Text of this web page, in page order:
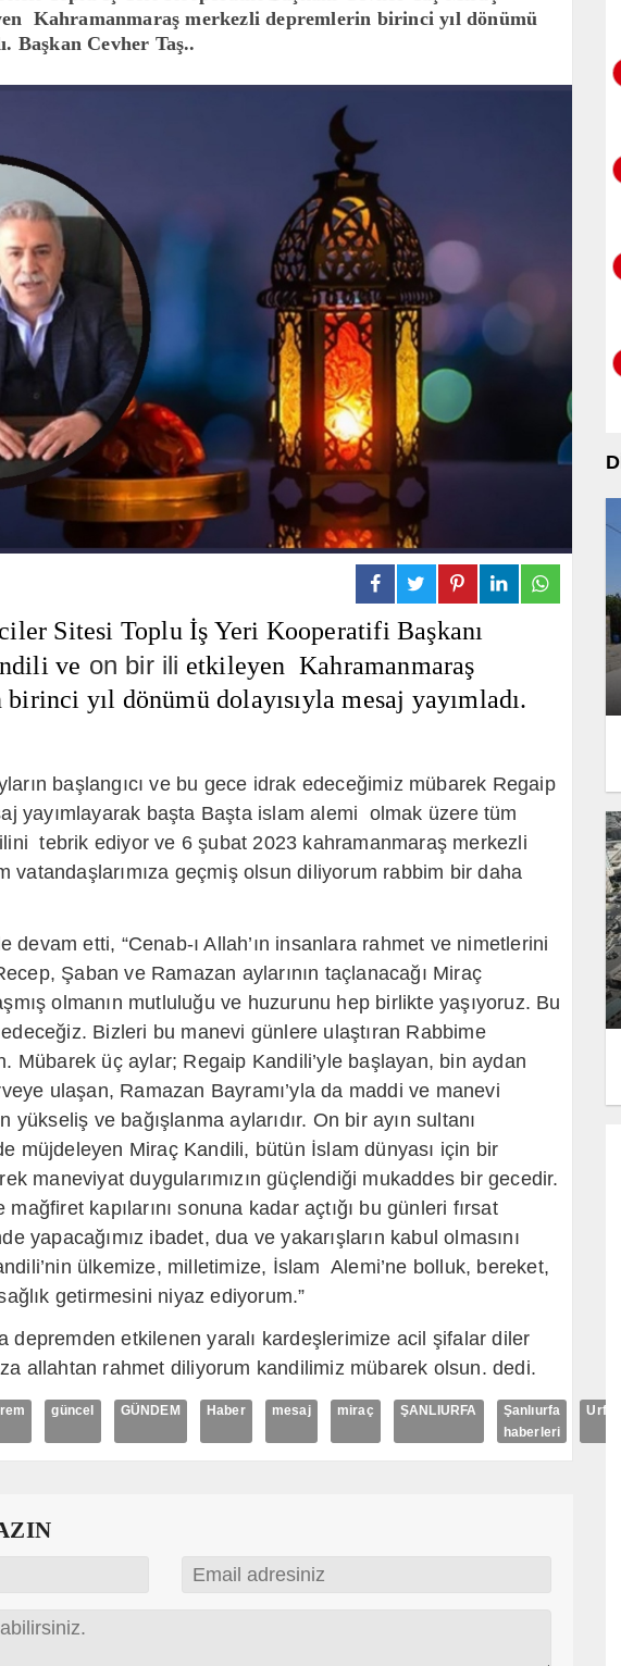
Kahramanmaraş merkezli depremlerin birinci yıl dönümü
Başkan Cevher Taş..
Sitesi Toplu İş Yeri Kooperatifi Başkanı
ve on bir ili etkileyen Kahramanmaraş
yıl dönümü dolayısıyla mesaj yayımladı.
başlangıcı ve bu gece idrak edeceğimiz mübarek Regaip
yayımlayarak başta Başta islam alemi olmak üzere tüm
tebrik ediyor ve 6 şubat 2023 kahramanmaraş merkezli
vatandaşlarımıza geçmiş olsun diliyorum rabbim bir daha
devam etti, “Cenab-ı Allah’ın insanlara rahmet ve nimetlerini
Şaban ve Ramazan aylarının taçlanacağı Miraç
olmanın mutluluğu ve huzurunu hep birlikte yaşıyoruz. Bu
Bizleri bu manevi günlere ulaştıran Rabbime
Mübarek üç aylar; Regaip Kandili’yle başlayan, bin aydan
ulaşan, Ramazan Bayramı’yla da maddi ve manevi
ve bağışlanma aylarıdır. On bir ayın sultanı
müjdeleyen Miraç Kandil i, bütün İslam dünyası için bir
maneviyat duygularımızın güçlendiği mukaddes bir gecedir.
mağfiret kapılarını sonuna kadar açtığı bu günleri fırsat
yapacağımız ibadet, dua ve yakarışların kabul olmasını
ülkemize, milletimize, İslam Alemi’ne bolluk, bereket,
getirmesini niyaz ediyorum.”
depremden etkilenen yaralı kardeşlerimize acil şifalar diler
allahtan rahmet diliyorum kandilimiz mübarek olsun. dedi.
güncel GÜNDEM Haber mesaj miraç ŞANLIURFA
Şanlıurfa
haberleri
Urfa